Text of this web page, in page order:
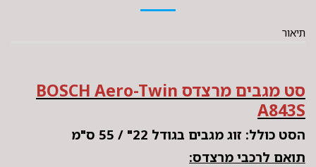
תיאור
סט מגבים מרצדס BOSCH Aero-Twin
A843S
הסט כולל: זוג מגבים בגודל 22" / 55 ס"מ
תואם לרכבי מרצדס: